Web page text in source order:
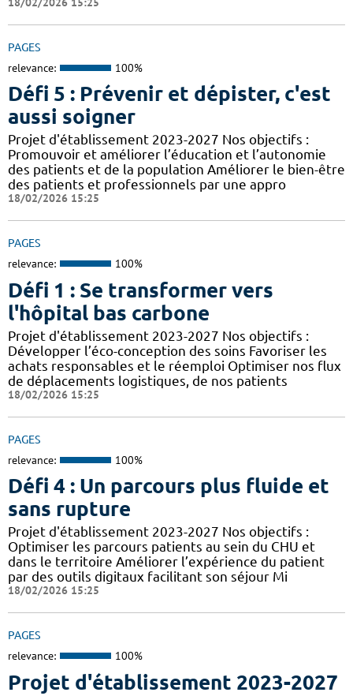
PAGES
relevance: 100%
Défi 5 : Prévenir et dépister, c'est
aussi soigner
Projet d'établissement 2023-2027 Nos objectifs :
Promouvoir et améliorer l’éducation et l’autonomie
des patients et de la population Améliorer le bien-être
des patients et professionnels par une appro
18/02/2026 15:25
PAGES
relevance: 100%
Défi 1 : Se transformer vers
l'hôpital bas carbone
Projet d'établissement 2023-2027 Nos objectifs :
Développer l’éco-conception des soins Favoriser les
achats responsables et le réemploi Optimiser nos flux
de déplacements logistiques, de nos patients
18/02/2026 15:25
PAGES
relevance: 100%
Défi 4 : Un parcours plus fluide et
sans rupture
Projet d'établissement 2023-2027 Nos objectifs :
Optimiser les parcours patients au sein du CHU et
dans le territoire Améliorer l’expérience du patient
par des outils digitaux facilitant son séjour Mi
18/02/2026 15:25
PAGES
relevance: 100%
Projet d'établissement 2023-2027